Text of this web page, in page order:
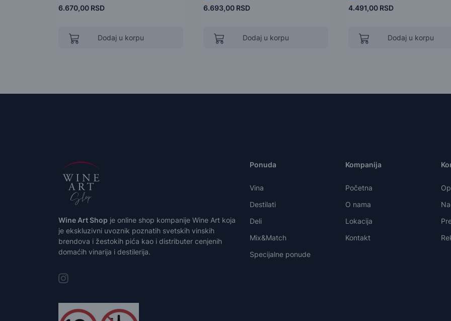
6.670,00 RSD
Dodaj u korpu
6.693,00 RSD
Dodaj u korpu
4.491,00 RSD
Dodaj u korpu
Wine Art Shop je online shop kompanije Wine Art koja
je ekskluzivni uvoznik poznatih svetskih vinskih
brendova i žestokih pića kao i distributer cenjenih
domaćih vinarija i destilerija.
Ponuda
Vina
Destilati
Deli
Mix&Match
Specijalne ponude
Kompanija
Početna
O nama
Lokacija
Kontakt